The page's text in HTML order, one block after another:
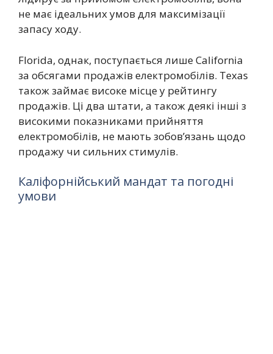
не має ідеальних умов для максимізації
запасу ходу.
Florida, однак, поступається лише California
за обсягами продажів електромобілів. Texas
також займає високе місце у рейтингу
продажів. Ці два штати, а також деякі інші з
високими показниками прийняття
електромобілів, не мають зобов’язань щодо
продажу чи сильних стимулів.
Каліфорнійський мандат та погодні
умови